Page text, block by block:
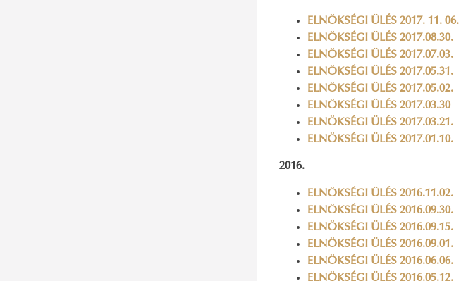
ELNÖKSÉGI ÜLÉS 2017. 11. 06.
ELNÖKSÉGI ÜLÉS 2017.08.30.
ELNÖKSÉGI ÜLÉS 2017.07.03.
ELNÖKSÉGI ÜLÉS 2017.05.31.
ELNÖKSÉGI ÜLÉS 2017.05.02.
ELNÖKSÉGI ÜLÉS 2017.03.30
ELNÖKSÉGI ÜLÉS 2017.03.21.
ELNÖKSÉGI ÜLÉS 2017.01.10.
2016.
ELNÖKSÉGI ÜLÉS 2016.11.02.
ELNÖKSÉGI ÜLÉS 2016.09.30.
ELNÖKSÉGI ÜLÉS 2016.09.15.
ELNÖKSÉGI ÜLÉS 2016.09.01.
ELNÖKSÉGI ÜLÉS 2016.06.06.
ELNÖKSÉGI ÜLÉS 2016.05.12.